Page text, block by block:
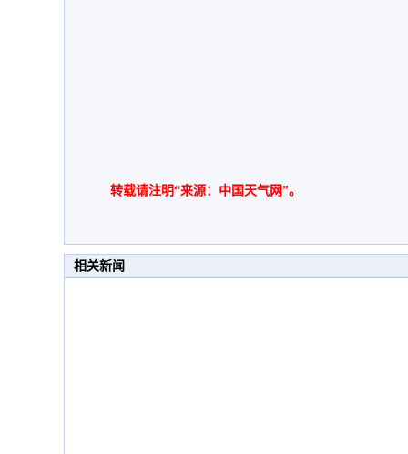
转载请注明“来源：中国天气网”。
相关新闻